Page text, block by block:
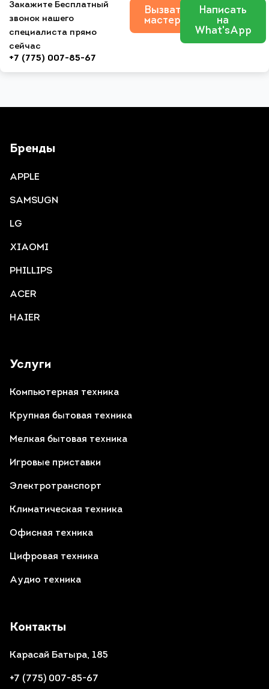
Закажите Бесплатный
звонок нашего
специалиста прямо
сейчас
+7 (775) 007-85-67
Вызвать
мастера
Написать
на
What'sApp
Контакты
Карасай Батыра, 185
+7 (775) 007-85-67
Услуги
Компьютерная техника
Крупная бытовая техника
Мелкая бытовая техника
Игровые приставки
Электротранспорт
Климатическая техника
Офисная техника
Цифровая техника
Аудио техника
Бренды
APPLE
SAMSUGN
LG
XIAOMI
PHILLIPS
ACER
HAIER